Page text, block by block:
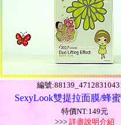
編號
SexyLook雙提拉面膜/蜂
特價NT:149元
>>> 詳盡說明介紹